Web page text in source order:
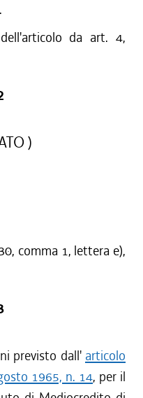
da art. 4,
)
comma 1, lettera e),
previsto dall' articolo
1965, n. 14, per il